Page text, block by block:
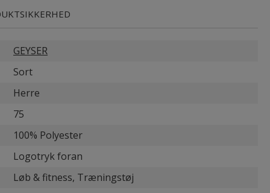
GEYSER
Sort
Herre
75
100% Polyester
Logotryk foran
Løb & fitness, Træningstøj